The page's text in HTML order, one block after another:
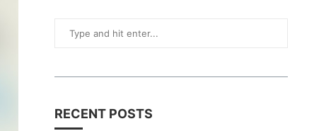
RECENT POSTS